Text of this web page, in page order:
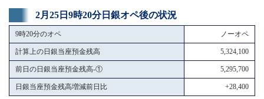
2月25日9時20分日銀オペ後の状況
9時20分のオペ ノーオペ
計算上の日銀当座預金残高 5,324,100
前日の日銀当座預金残高-① 5,295,700
日銀当座預金残高増減前日比 +28,400